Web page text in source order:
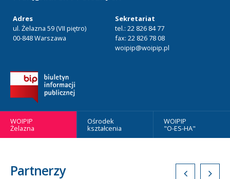
Adres
ul. Żelazna 59 (VII piętro)
00-848 Warszawa
Sekretariat
tel.: 22 826 84 77
fax: 22 826 78 08
woipip@woipip.pl
WOIPIP
Żelazna
Ośrodek
kształcenia
WOIPIP
"O-ES-HA"
Partnerzy